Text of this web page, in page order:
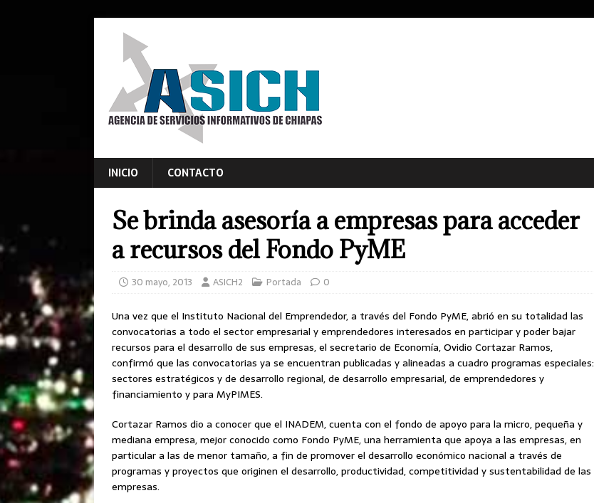
INICIO CONTACTO
Se brinda asesoría a empresas para acceder
a recursos del Fondo PyME
30 mayo, 2013 ASICH2 Portada 0
Una vez que el Instituto Nacional del Emprendedor, a través del Fondo PyME, abrió en su totalidad las
convocatorias a todo el sector empresarial y emprendedores interesados en participar y poder bajar
recursos para el desarrollo de sus empresas, el secretario de Economía, Ovidio Cortazar Ramos,
confirmó que las convocatorias ya se encuentran publicadas y alineadas a cuadro programas especiales:
sectores estratégicos y de desarrollo regional, de desarrollo empresarial, de emprendedores y
financiamiento y para MyPIMES.
Cortazar Ramos dio a conocer que el INADEM, cuenta con el fondo de apoyo para la micro, pequeña y
mediana empresa, mejor conocido como Fondo PyME, una herramienta que apoya a las empresas, en
particular a las de menor tamaño, a fin de promover el desarrollo económico nacional a través de
programas y proyectos que originen el desarrollo, productividad, competitividad y sustentabilidad de las
empresas.